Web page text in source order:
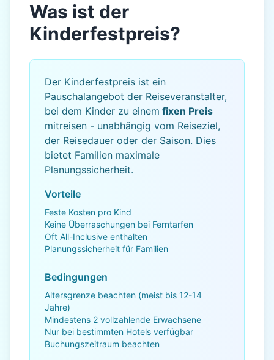
Was ist der
Kinderfestpreis?
Der Kinderfestpreis ist ein
Pauschalangebot der Reiseveranstalter,
bei dem Kinder zu einem fixen Preis
mitreisen - unabhängig vom Reiseziel,
der Reisedauer oder der Saison. Dies
bietet Familien maximale
Planungssicherheit.
Vorteile
Feste Kosten pro Kind
Keine Überraschungen bei Ferntarfen
Oft All-Inclusive enthalten
Planungssicherheit für Familien
Bedingungen
Altersgrenze beachten (meist bis 12-14
Jahre)
Mindestens 2 vollzahlende Erwachsene
Nur bei bestimmten Hotels verfügbar
Buchungszeitraum beachten